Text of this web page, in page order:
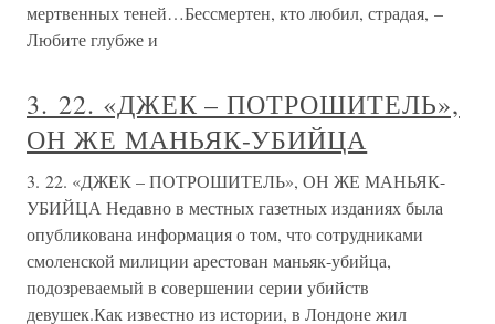
мертвенных теней…Бессмертен, кто любил, страдая, –
Любите глубже и
3. 22. «ДЖЕК – ПОТРОШИТЕЛЬ»,
ОН ЖЕ МАНЬЯК-УБИЙЦА
3. 22. «ДЖЕК – ПОТРОШИТЕЛЬ», ОН ЖЕ МАНЬЯК-
УБИЙЦА Недавно в местных газетных изданиях была
опубликована информация о том, что сотрудниками
смоленской милиции арестован маньяк-убийца,
подозреваемый в совершении серии убийств
девушек.Как известно из истории, в Лондоне жил